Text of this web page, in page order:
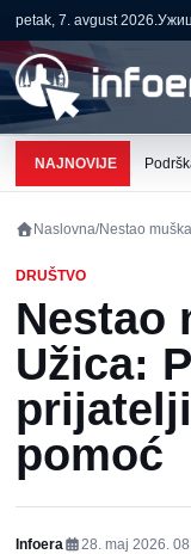
petak, 7. avgust 2026.
NAJNOVIJE
Naslovna/Nestao
DRUŠTVO
Nestao
Užica:
pomoć
Infoera 28. maj 2026.